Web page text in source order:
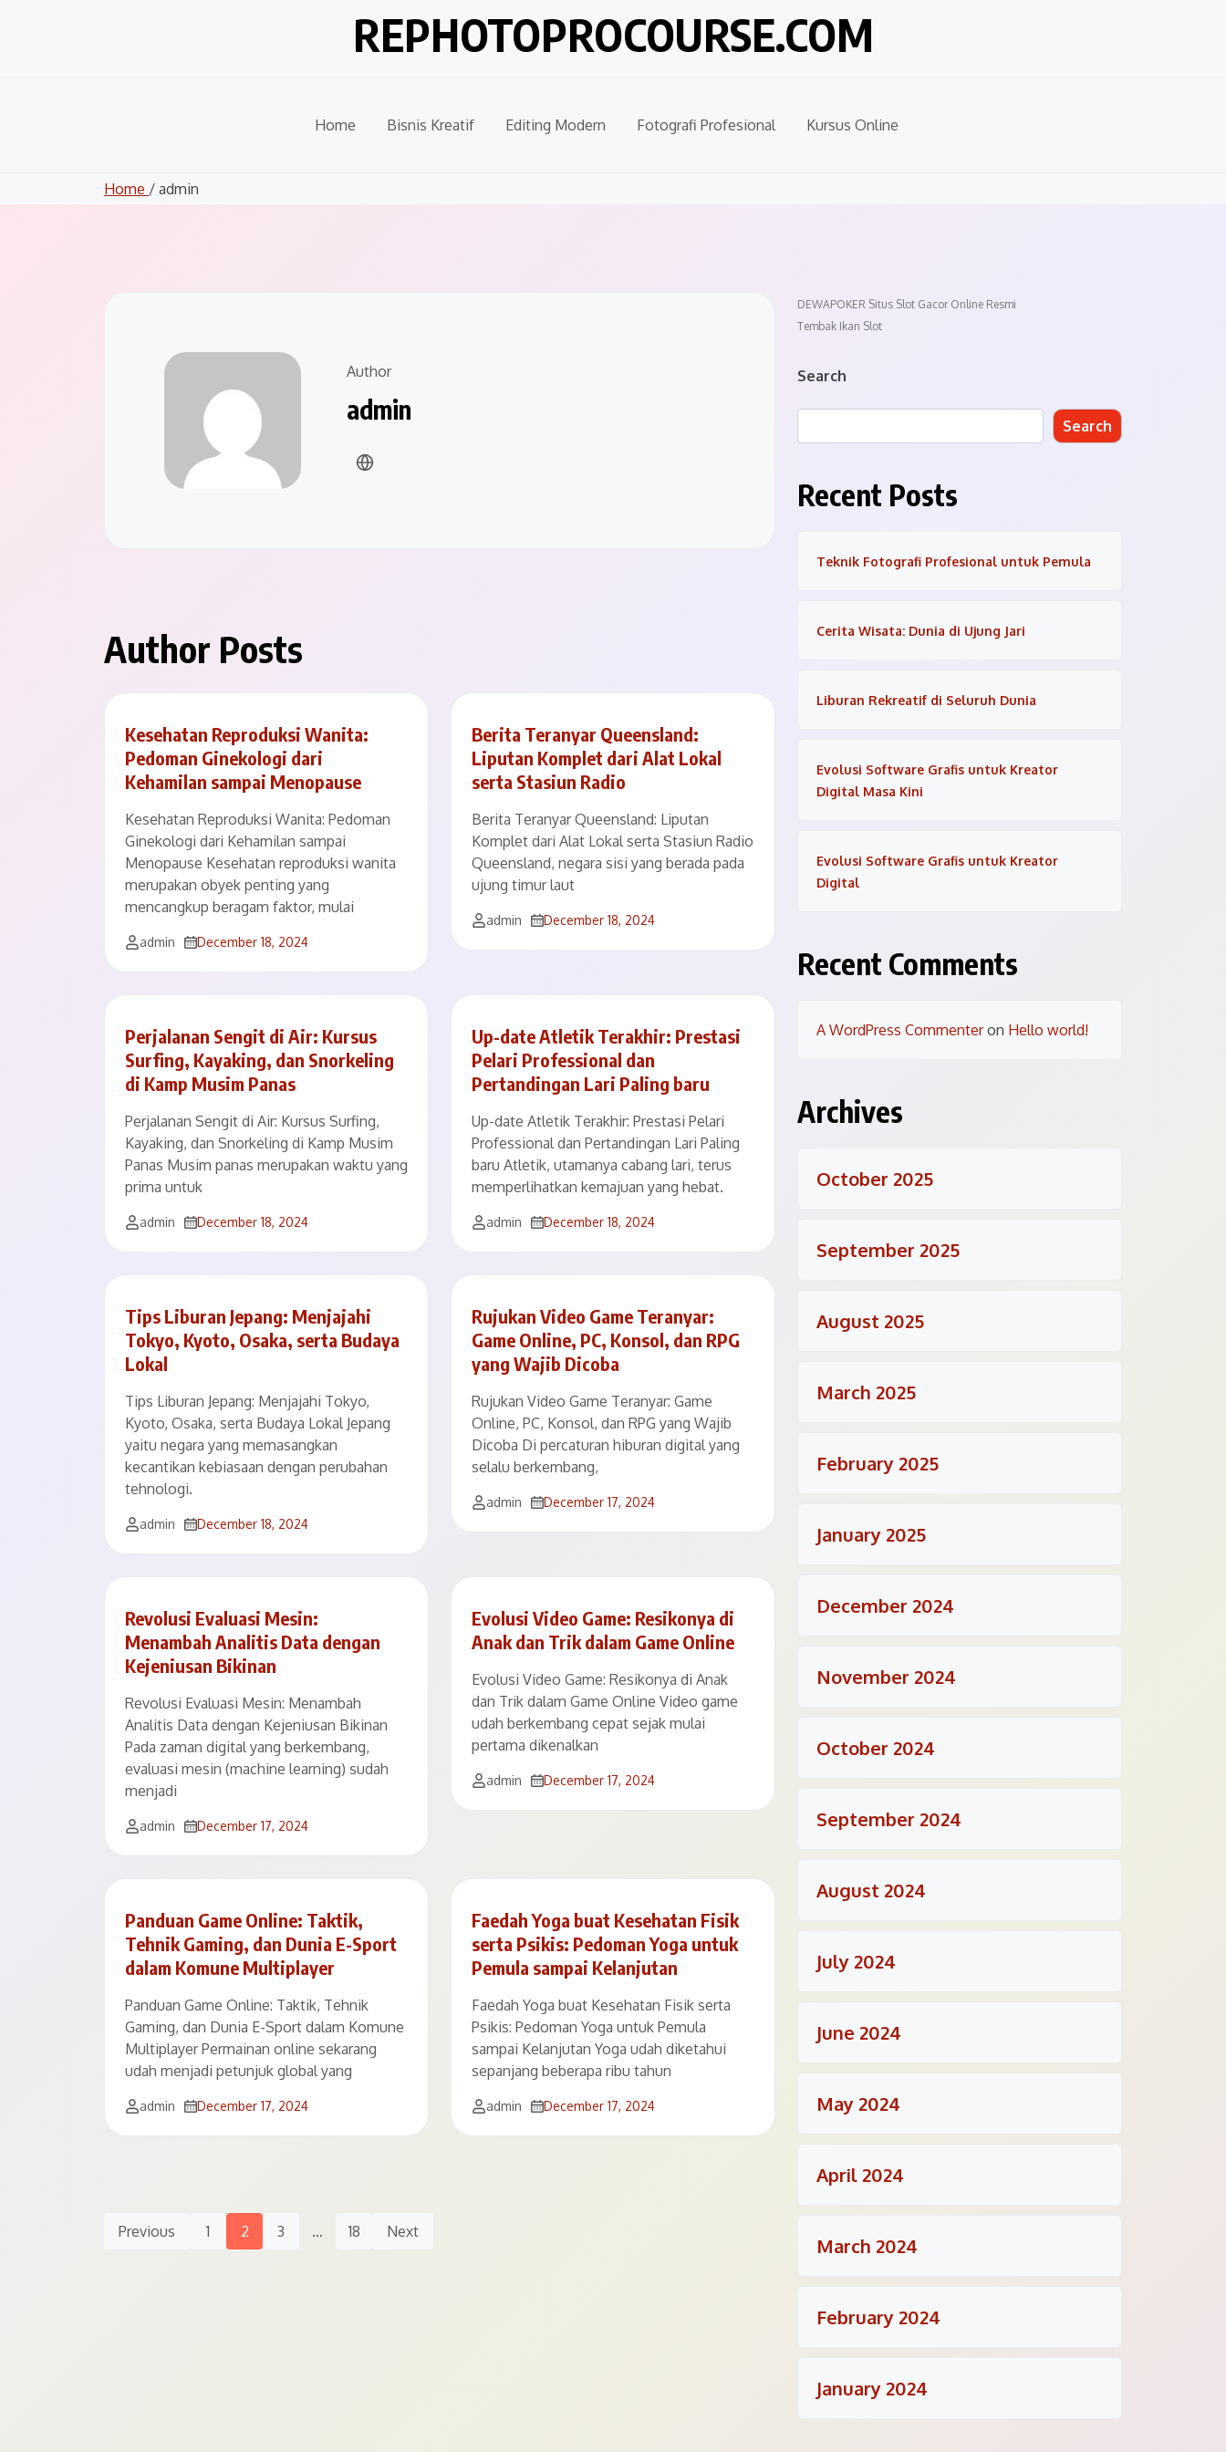
REPHOTOPROCOURSE.COM
Home Bisnis Kreatif Editing Modern Fotografi Profesional Kursus Online
Home / admin
Author
admin
Author Posts
Kesehatan Reproduksi Wanita:
Pedoman Ginekologi dari
Kehamilan sampai Menopause
Kesehatan Reproduksi Wanita: Pedoman
Ginekologi dari Kehamilan sampai
Menopause Kesehatan reproduksi wanita
merupakan obyek penting yang
mencangkup beragam faktor, mulai
admin December 18, 2024
Berita Teranyar Queensland:
Liputan Komplet dari Alat Lokal
serta Stasiun Radio
Berita Teranyar Queensland: Liputan
Komplet dari Alat Lokal serta Stasiun Radio
Queensland, negara sisi yang berada pada
ujung timur laut
admin December 18, 2024
Perjalanan Sengit di Air: Kursus
Surfing, Kayaking, dan Snorkeling
di Kamp Musim Panas
Perjalanan Sengit di Air: Kursus Surfing,
Kayaking, dan Snorkeling di Kamp Musim
Panas Musim panas merupakan waktu yang
prima untuk
admin December 18, 2024
Up-date Atletik Terakhir: Prestasi
Pelari Professional dan
Pertandingan Lari Paling baru
Up-date Atletik Terakhir: Prestasi Pelari
Professional dan Pertandingan Lari Paling
baru Atletik, utamanya cabang lari, terus
memperlihatkan kemajuan yang hebat.
admin December 18, 2024
Tips Liburan Jepang: Menjajahi
Tokyo, Kyoto, Osaka, serta Budaya
Lokal
Tips Liburan Jepang: Menjajahi Tokyo,
Kyoto, Osaka, serta Budaya Lokal Jepang
yaitu negara yang memasangkan
kecantikan kebiasaan dengan perubahan
tehnologi.
admin December 18, 2024
Rujukan Video Game Teranyar:
Game Online, PC, Konsol, dan RPG
yang Wajib Dicoba
Rujukan Video Game Teranyar: Game
Online, PC, Konsol, dan RPG yang Wajib
Dicoba Di percaturan hiburan digital yang
selalu berkembang,
admin December 17, 2024
Revolusi Evaluasi Mesin:
Menambah Analitis Data dengan
Kejeniusan Bikinan
Revolusi Evaluasi Mesin: Menambah
Analitis Data dengan Kejeniusan Bikinan
Pada zaman digital yang berkembang,
evaluasi mesin (machine learning) sudah
menjadi
admin December 17, 2024
Evolusi Video Game: Resikonya di
Anak dan Trik dalam Game Online
Evolusi Video Game: Resikonya di Anak
dan Trik dalam Game Online Video game
udah berkembang cepat sejak mulai
pertama dikenalkan
admin December 17, 2024
Panduan Game Online: Taktik,
Tehnik Gaming, dan Dunia E-Sport
dalam Komune Multiplayer
Panduan Game Online: Taktik, Tehnik
Gaming, dan Dunia E-Sport dalam Komune
Multiplayer Permainan online sekarang
udah menjadi petunjuk global yang
admin December 17, 2024
Faedah Yoga buat Kesehatan Fisik
serta Psikis: Pedoman Yoga untuk
Pemula sampai Kelanjutan
Faedah Yoga buat Kesehatan Fisik serta
Psikis: Pedoman Yoga untuk Pemula
sampai Kelanjutan Yoga udah diketahui
sepanjang beberapa ribu tahun
admin December 17, 2024
Posts
Previous 1 2 3 … 18 Next
DEWAPOKER Situs Slot Gacor Online Resmi
Tembak Ikan Slot
Search
Search
Recent Posts
Teknik Fotografi Profesional untuk Pemula
Cerita Wisata: Dunia di Ujung Jari
Liburan Rekreatif di Seluruh Dunia
Evolusi Software Grafis untuk Kreator
Digital Masa Kini
Evolusi Software Grafis untuk Kreator
Digital
Recent Comments
A WordPress Commenteron Hello world!
Archives
October 2025
September 2025
August 2025
March 2025
February 2025
January 2025
December 2024
November 2024
October 2024
September 2024
August 2024
July 2024
June 2024
May 2024
April 2024
March 2024
February 2024
January 2024